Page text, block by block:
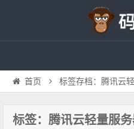
首页 标签存档：腾讯云
标签：腾讯云轻量服